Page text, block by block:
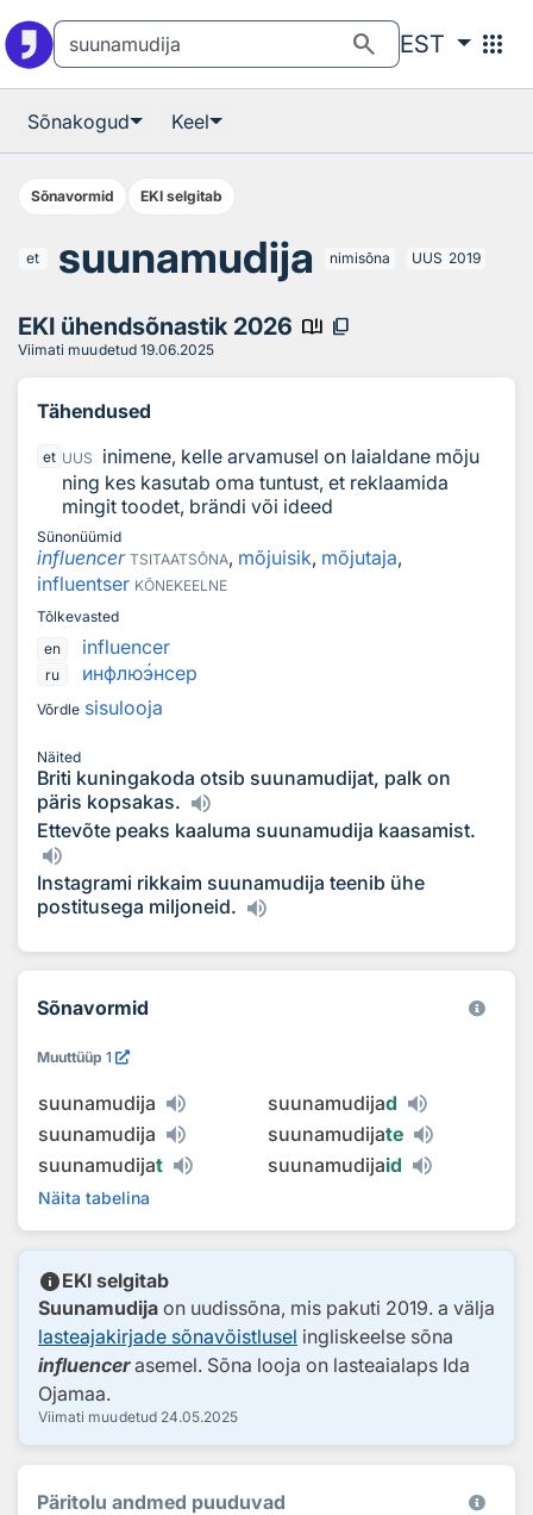
search EST apps
Sõnakogud Keel
Sõnavormid EKI selgitab
et suunamudija nimisõna UUS 2019
EKI ühendsõnastik 2026 book_ribbon content_copy
Viimati muudetud 19.06.2025
Tähendused
et UUS
inimene, kelle arvamusel on laialdane mõju
ning kes kasutab oma tuntust, et reklaamida
mingit toodet, brändi või ideed
Sünonüümid
influencer TSITAATSÕNA, mõjuisik, mõjutaja,
influentser KÕNEKEELNE
Tõlkevasted
en
influencer
ru инфлюэнсер
Võrdle sisulooja
Näited
Briti kuningakoda otsib suunamudijat, palk on
päris kopsakas.
Ettevõte peaks kaaluma suunamudija kaasamist.
Instagrami rikkaim suunamudija teenib ühe
postitusega miljoneid.
Sõnavormid
Muuttüüp 1
suunamudija suunamudijad
suunamudija
suunamudijate
suunamudijat suunamudijaid
Näita tabelina
infoEKI selgitab
Suunamudija on uudissõna, mis pakuti 2019. a välja
lasteajakirjade sõnavõistlusel ingliskeelse sõna
influencerasemel. Sõna looja on lasteaialaps Ida
Ojamaa.
Viimati muudetud 24.05.2025
Päritolu andmed puuduvad